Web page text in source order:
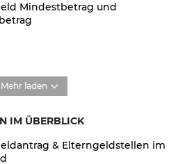
Mindestbetrag und
Mehr laden
IM ÜBERBLICK
& Elterngeldstellen im